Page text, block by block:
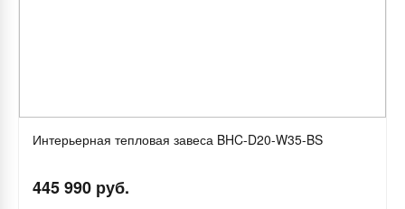
Интерьерная тепловая завеса BHC-D20-W35-BS
445 990 руб.